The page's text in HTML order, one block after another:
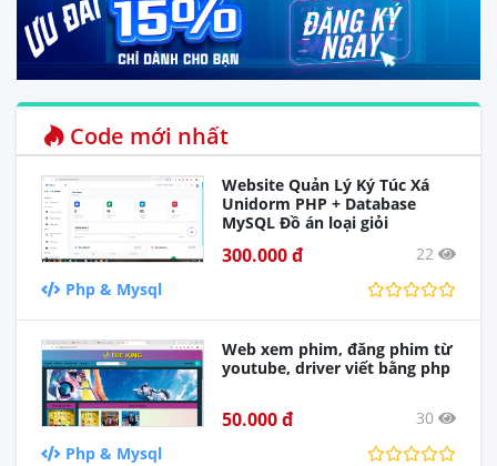
Code mới nhất
Website Quản Lý Ký Túc Xá
Unidorm PHP + Database
MySQL Đồ án loại giỏi
300.000 đ
22
Php & Mysql
Web xem phim, đăng phim từ
youtube, driver viết bằng php
50.000 đ
30
Php & Mysql